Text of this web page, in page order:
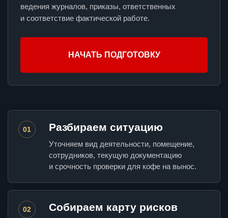
ведения журналов, приказы, ответственных
и соответствие фактической работе.
НАЧАТЬ ПОДГОТОВКУ
01 Разбираем ситуацию
Уточняем вид деятельности, помещение,
сотрудников, текущую документацию
и срочность проверки для кофе на вынос.
02 Собираем карту рисков